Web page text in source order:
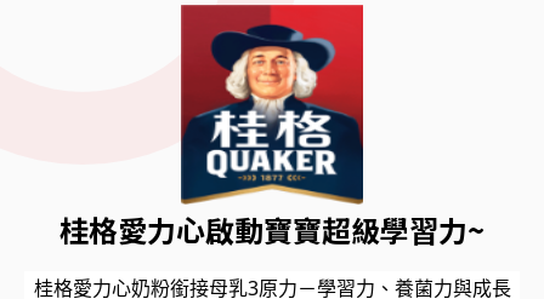
桂格愛力心啟動寶寶超級學習力~
桂格愛力心奶粉銜接母乳3原力－學習力、養菌力與成長